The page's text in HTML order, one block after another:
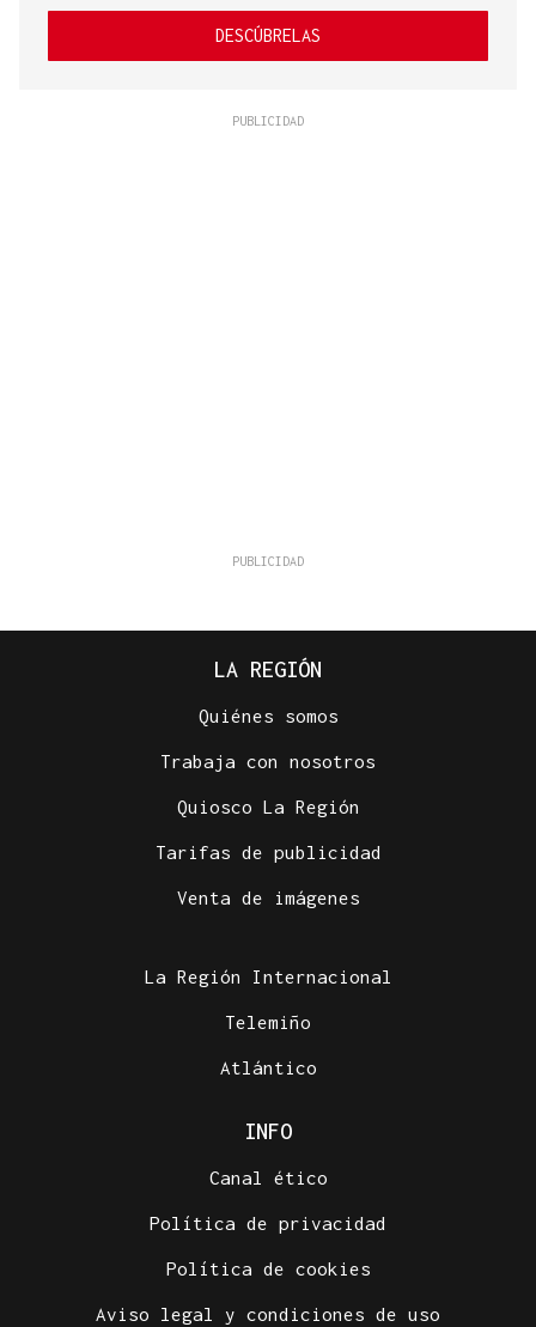
DESCÚBRELAS
LA REGIÓN
Quiénes somos
Trabaja con nosotros
Quiosco La Región
Tarifas de publicidad
Venta de imágenes
La Región Internacional
Telemiño
Atlántico
INFO
Canal ético
Política de privacidad
Política de cookies
Aviso legal y condiciones de uso